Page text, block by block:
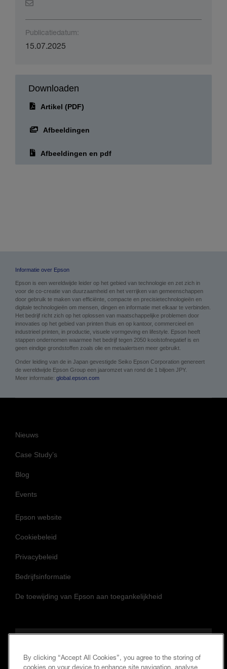
Marketing Services Specialist, Epson Belgium
Downloaden
Artikel (PDF)
Afbeeldingen
Informatie over Epson
Epson is een wereldwijde leider op het gebied van technologie en zet zich in
voor de co-creatie van duurzaamheid en het verrijken van gemeenschappen
door gebruik te maken van efficiënte, compacte en precisietechnologieën en
digitale technologieën om mensen, dingen en informatie met elkaar te verbinden.
Het bedrijf richt zich op het oplossen van maatschappelijke problemen door
innovaties op het gebied van printen thuis en op kantoor, commercieel en
stappen ondernomen waarmee het bedrijf tegen 2050 koolstofnegatief is en
geen eindige grondstoffen zoals olie en metaalertsen meer gebruikt.
Nieuws
Case Study’s
Blog
Events
Epson website
Cookiebeleid
Privacybeleid
Bedrijfsinformatie
By clicking “Accept All Cookies”, you agree to the storing of